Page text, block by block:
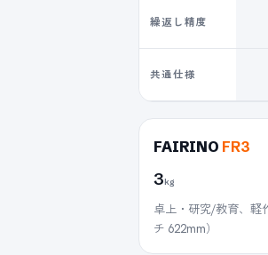
繰返し精度
共通仕様
FAIRINO FR3
3kg
卓上・研究/教育、軽
チ 622mm）